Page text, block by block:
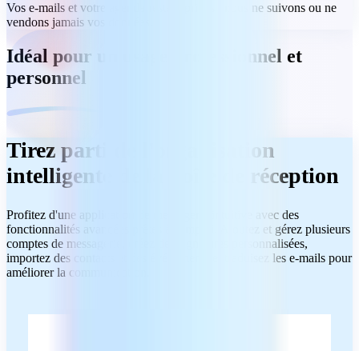
Vos e-mails et votre agenda restent privés : nous ne suivons ou ne
vendons jamais vos données.
Idéal pour un usage professionnel et
personnel
Tirez parti de l'organisation
intelligente de la boîte de réception
Profitez d'une application de messagerie intuitive avec des
fonctionnalités avancées prêtes à l'emploi. Ajoutez et gérez plusieurs
comptes de messagerie, créez des signatures personnalisées,
importez des contacts et des événements et traduisez les e-mails pour
améliorer la communication.